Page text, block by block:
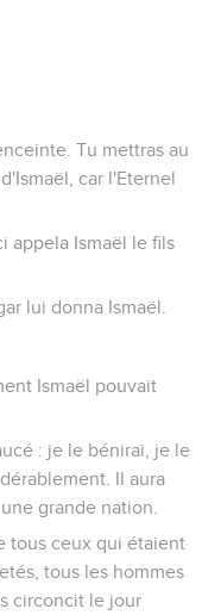
Tu mettras au
car l'Eternel
appela Ismaël le fils
lui donna Ismaël.
Ismaël pouvait
: je le bénirai, je le
Il aura
grande nation.
tous ceux qui étaient
tous les hommes
circoncit le jour